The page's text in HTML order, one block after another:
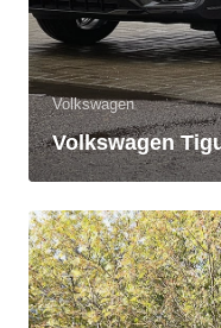
Volkswagen
Volkswagen